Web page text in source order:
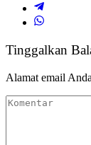
Tinggalkan
Alamat email